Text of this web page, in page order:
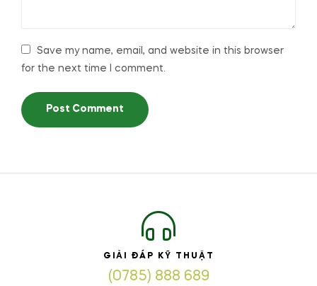
Save my name, email, and website in this browser
for the next time I comment.
GIẢI ĐÁP KỸ THUẬT
(0785) 888 689